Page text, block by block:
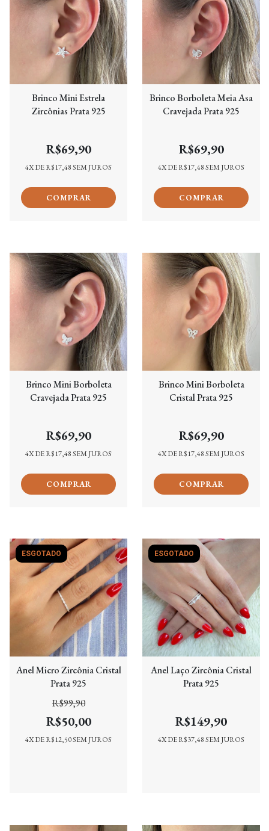
Brinco Mini Estrela
Zircônias Prata 925
R$69,90
4X DER$17,48SEM JUROS
Brinco Borboleta Meia Asa
Cravejada Prata 925
R$69,90
4X DER$17,48SEM JUROS
Brinco Mini Borboleta
Cravejada Prata 925
R$69,90
4X DER$17,48SEM JUROS
Brinco Mini Borboleta
Cristal Prata 925
R$69,90
4X DER$17,48SEM JUROS
ESGOTADO
Anel Micro Zircônia Cristal
Prata 925
R$99,90
R$50,00
4X DER$12,50SEM JUROS
ESGOTADO
Anel Laço Zircônia Cristal
Prata 925
R$149,90
4X DER$37,48SEM JUROS